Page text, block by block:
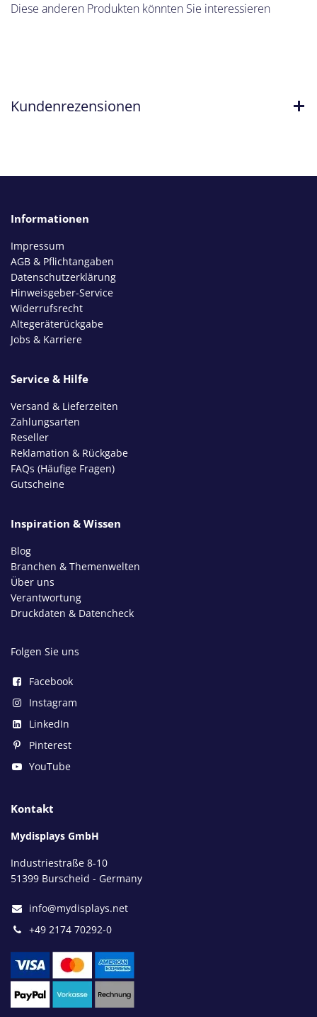
Diese anderen Produkten könnten Sie interessieren
Kundenrezensionen
Informationen
Impressum
AGB & Pflichtangaben
Datenschutzerklärung
Hinweisgeber-Service
Widerrufsrecht
Altegeräterückgabe
Jobs & Karriere
Service & Hilfe
Versand & Lieferzeiten
Zahlungsarten
Reseller
Reklamation & Rückgabe
FAQs (Häufige Fragen)
Gutscheine
Inspiration & Wissen
Blog
Branchen & Themenwelten
Über uns
Verantwortung
Druckdaten & Datencheck
Folgen Sie uns
Facebook
Instagram
LinkedIn
Pinterest
YouTube
Kontakt
Mydisplays GmbH
Industriestraße 8-10
51399 Burscheid - Germany
info@mydisplays.net
+49 2174 70292-0